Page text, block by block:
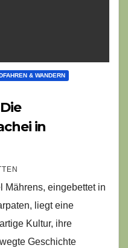
& WANDERN
in
Mährens, eingebettet in
liegt eine
Kultur, ihre
Geschichte